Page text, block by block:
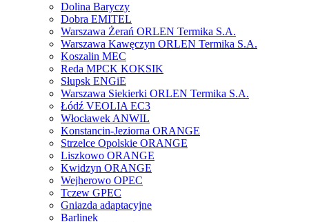
Dolina Baryczy
Dobra EMITEL
Warszawa Żerań ORLEN Termika S.A.
Warszawa Kawęczyn ORLEN Termika S.A.
Koszalin MEC
Reda MPCK KOKSIK
Słupsk ENGiE
Warszawa Siekierki ORLEN Termika S.A.
Łódź VEOLIA EC3
Włocławek ANWIL
Konstancin-Jeziorna ORANGE
Strzelce Opolskie ORANGE
Liszkowo ORANGE
Kwidzyn ORANGE
Wejherowo OPEC
Tczew GPEC
Gniazda adaptacyjne
Barlinek